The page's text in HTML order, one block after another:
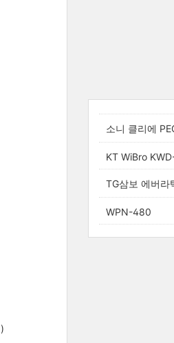
소니 클리에
KT WiBro
TG삼보 에버라
WPN-480